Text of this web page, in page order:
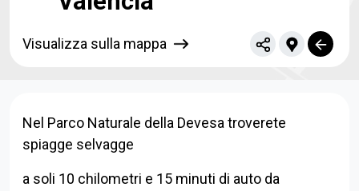
Visualizza sulla mappa
Nel Parco Naturale della Devesa troverete
spiagge selvagge
a soli 10 chilometri e 15 minuti di auto da